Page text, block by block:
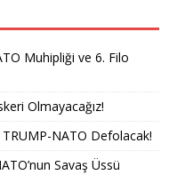
Muhipliği ve 6. Filo
Olmayacağız!
NATO Defolacak!
Savaş Üssü